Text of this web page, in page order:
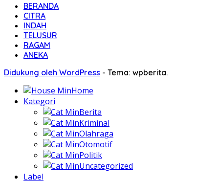
BERANDA
CITRA
INDAH
TELUSUR
RAGAM
ANEKA
Didukung oleh WordPress - Tema: wpberita.
Home
Kategori
Berita
Kriminal
Olahraga
Otomotif
Politik
Uncategorized
Label